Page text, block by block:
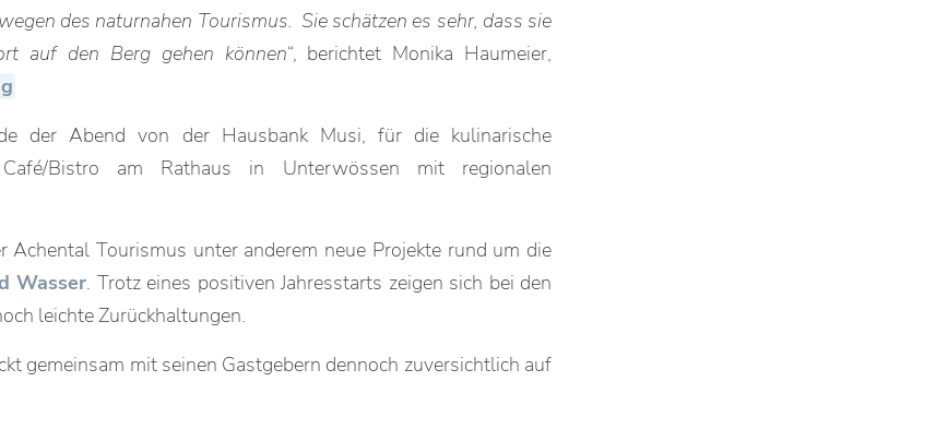
des naturnahen Tourismus. Sie schätzen es sehr, dass sie
auf den Berg gehen können“, berichtet Monika Haumeier,
der Abend von der Hausbank Musi, für die kulinarische
Bistro am Rathaus in Unterwössen mit regionalen
Achental Tourismus unter anderem neue Projekte rund um die
Wasser. Trotz eines positiven Jahresstarts zeigen sich bei den
leichte Zurückhaltungen.
gemeinsam mit seinen Gastgebern dennoch zuversichtlich auf